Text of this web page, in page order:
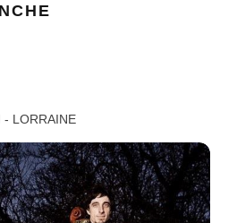
- LORRAINE